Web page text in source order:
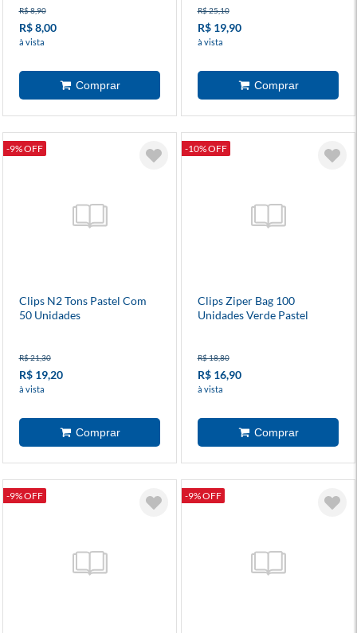
R$ 8,90
R$ 8,00
à vista
R$ 25,10
R$ 19,90
à vista
-9% OFF
Clips N2 Tons Pastel Com
50 Unidades
R$ 21,30
R$ 19,20
à vista
-10% OFF
Clips Ziper Bag 100
Unidades Verde Pastel
R$ 18,80
R$ 16,90
à vista
-9% OFF -9% OFF